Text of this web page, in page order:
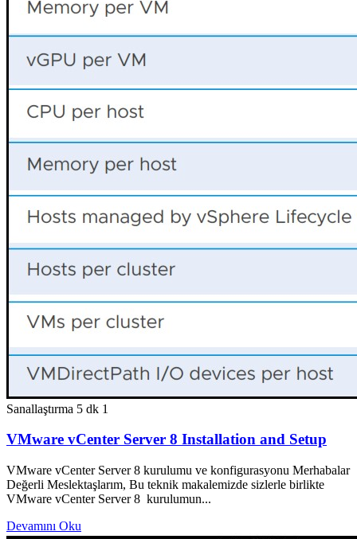
Sanallaştırma 5 dk 1
VMware vCenter Server 8 Installation and Setup
VMware vCenter Server 8 kurulumu ve konfigurasyonu Merhabalar
Değerli Meslektaşlarım, Bu teknik makalemizde sizlerle birlikte
VMware vCenter Server 8 kurulumun...
Devamını Oku